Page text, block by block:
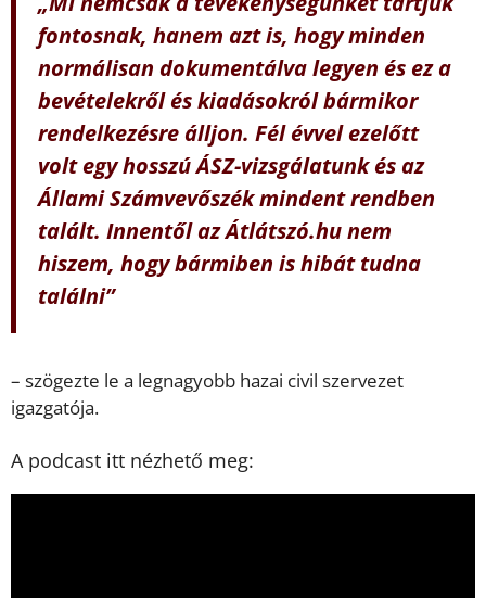
fontosnak, hanem azt is, hogy minden
normálisan dokumentálva legyen és ez a
bevételekről és kiadásokról bármikor
rendelkezésre álljon. Fél évvel ezelőtt
volt egy hosszú ÁSZ-vizsgálatunk és az
Állami Számvevőszék mindent rendben
talált. Innentől az Átlátszó.hu nem
hiszem, hogy bármiben is hibát tudna
találni”
– szögezte le a legnagyobb hazai civil szervezet
igazgatója.
A podcast itt nézhető meg: